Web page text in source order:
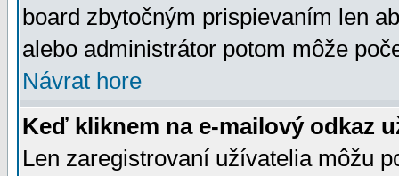
board zbytočným prispievaním len
alebo administrátor potom môže
Návrat hore
Keď kliknem na e-mailový odkaz
Len zaregistrovaní užívatelia môžu